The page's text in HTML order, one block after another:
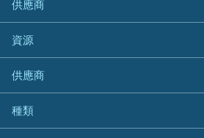
PrimeCredit 安信信貸
Promise 邦民日本財務
Rabbit Credit月兔信貸
Standard Chartered 渣打銀行
UA 亞洲聯合財務
WeLab Bank
酒店信用卡
東亞銀行
SIM
Airwallex信用卡
年金資訊
樓宇火險
越南旅遊保險及資訊
澳洲旅遊保險及資訊
長者嘆世界
家庭親子遊
Avo
中國銀行
Bolttech 保特
Blue Cross 藍十字
中國平安
Allianz安聯汽車保險
bolttech保障汽車保險
Zurich蘇黎世汽車保險
QBE昆士蘭汽車保險
平安汽車保險
IB盈透證券
老虎證券
uSMART 盈立證券
華盛証券
長橋證券
供應商
富途牛牛好唔好？
Webull微牛證券好唔好？
Longbridge長橋證券好唔好？
老虎證券好唔好？
華盛証券好唔好？
資源
股票戶口開戶
證券行邊間好？
港股5隻高息ETF精選
供應商
銀行戶口比較
尊尚銀行戶口
種類